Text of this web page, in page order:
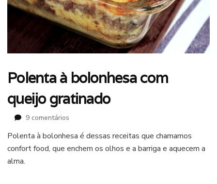
Polenta à bolonhesa com
queijo gratinado
9 comentários
à
bolonhesa
Polenta à bolonhesa é dessas receitas que chamamos
confort food, que enchem os olhos e a barriga e aquecem a
alma.